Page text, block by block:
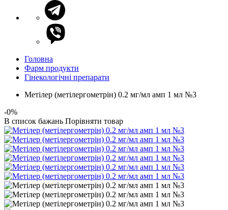
Головна
Фарм продукти
Гінекологічні препарати
Метілер (метілергометрін) 0.2 мг/мл амп 1 мл №3
-0%
В список бажань Порівняти товар